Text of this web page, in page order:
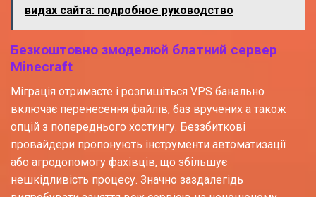
видах сайта: подробное руководство
Безкоштовно змоделюй блатний сервер
Minecraft
Міграція отримаєте і розпишіться VPS банально
включає перенесення файлів, баз вручених а також
опцій з попереднього хостингу. Беззбиткові
провайдери пропонують інструменти автоматизації
або агродопомогу фахівців, що збільшує
нешкідливість процесу. Значно заздалегідь